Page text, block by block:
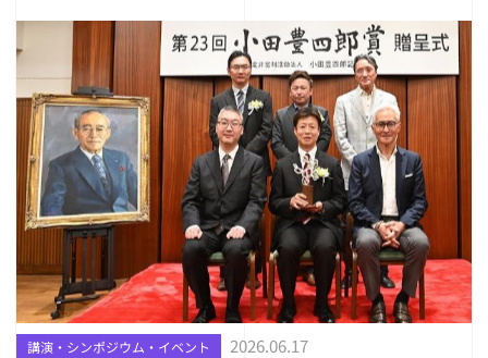
講演・シンポジウム・イベント 2026.06.17